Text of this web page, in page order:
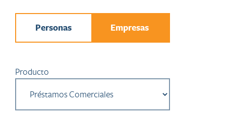
Personas Empresas
Producto